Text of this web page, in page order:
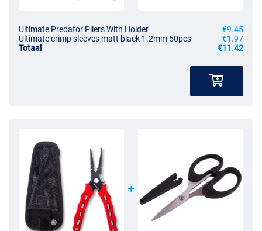
Ultimate Predator Pliers With Holder
€9.45
Ultimate crimp sleeves matt black 1.2mm 50pcs
€1.97
Totaal
€11.42